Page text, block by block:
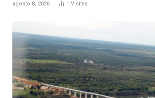
agosto 8, 2026 1 Visitas